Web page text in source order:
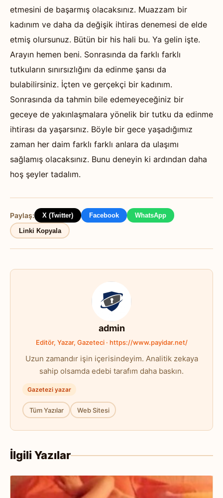
etmesini de başarmış olacaksınız. Muazzam bir
kadınım ve daha da değişik ihtiras denemesi de elde
etmiş olursunuz. Bütün bir his hali bu. Ya gelin işte.
Arayın hemen beni. Sonrasında da farklı farklı
tutkuların sınırsızlığını da edinme şansı da
bulabilirsiniz. İçten ve gerçekçi bir kadınım.
Sonrasında da tahmin bile edemeyeceğiniz bir
geceye de yakınlaşmalara yönelik bir tutku da edinme
ihtirası da yaşarsınız. Böyle bir gece yaşadığımız
zaman her daim farklı farklı anlara da ulaşımı
sağlamış olacaksınız. Bunu deneyin ki ardından daha
hoş şeyler tadalım.
Paylaş: X (Twitter) Facebook WhatsApp
Linki Kopyala
admin
Editör, Yazar, Gazeteci · https://www.payidar.net/
Uzun zamandır işin içerisindeyim. Analitik zekaya
sahip olsamda edebi tarafım daha baskın.
Gazetezi yazar
Tüm Yazılar Web Sitesi
İlgili Yazılar